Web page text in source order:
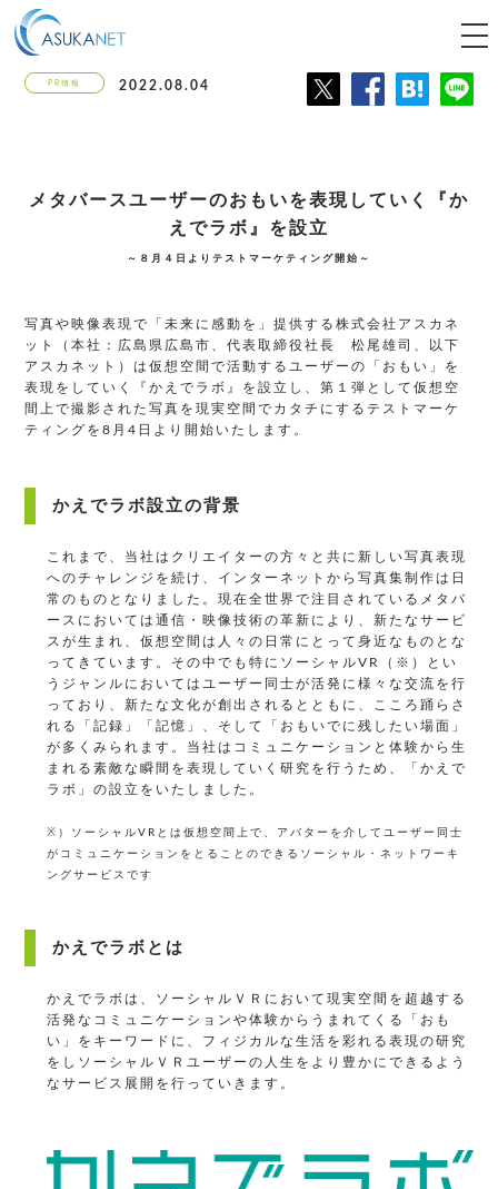
PR情報 2022.08.04
メタバースユーザーのおもいを表現していく『か
えでラボ』を設立
～８月４日よりテストマーケティング開始～
写真や映像表現で「未来に感動を」提供する株式会社アスカネ
ット（本社：広島県広島市、代表取締役社長 松尾雄司、以下
アスカネット）は仮想空間で活動するユーザーの「おもい」を
表現をしていく『かえでラボ』を設立し、第１弾として仮想空
間上で撮影された写真を現実空間でカタチにするテストマーケ
ティングを8月4日より開始いたします。
かえでラボ設立の背景
これまで、当社はクリエイターの方々と共に新しい写真表現
へのチャレンジを続け、インターネットから写真集制作は日
常のものとなりました。現在全世界で注目されているメタバ
ースにおいては通信・映像技術の革新により、新たなサービ
スが生まれ、仮想空間は人々の日常にとって身近なものとな
ってきています。その中でも特にソーシャルVR（※）とい
うジャンルにおいてはユーザー同士が活発に様々な交流を行
っており、新たな文化が創出されるとともに、こころ踊らさ
れる「記録」「記憶」、そして「おもいでに残したい場面」
が多くみられます。当社はコミュニケーションと体験から生
まれる素敵な瞬間を表現していく研究を行うため、「かえで
ラボ」の設立をいたしました。
※）ソーシャルVRとは仮想空間上で、アバターを介してユーザー同士
がコミュニケーションをとることのできるソーシャル・ネットワーキ
ングサービスです
かえでラボとは
かえでラボは、ソーシャルＶＲにおいて現実空間を超越する
活発なコミュニケーションや体験からうまれてくる「おも
い」をキーワードに、フィジカルな生活を彩れる表現の研究
をしソーシャルＶＲユーザーの人生をより豊かにできるよう
なサービス展開を行っていきます。